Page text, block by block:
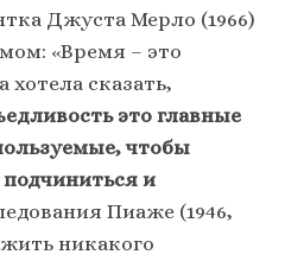
Джуста Мерло (1966)
«Время – это
сказать,
это главные
чтобы
подчиниться и
Пиаже (1946,
никакого